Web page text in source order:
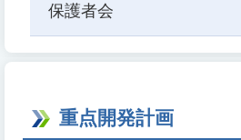
保護者会
重点開発計画